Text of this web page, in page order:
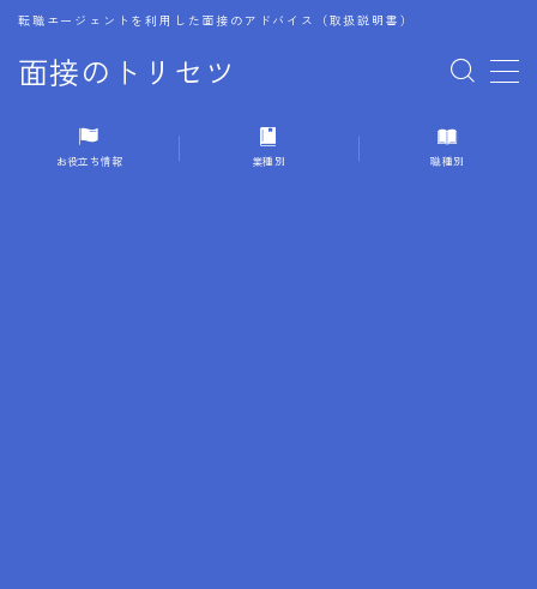
面接のトリセツ
転職エージェントを利用した面接のアドバイス（取扱説明書）
MENU
1.成功する面接戦略
お役立ち情報 業種別 職種別